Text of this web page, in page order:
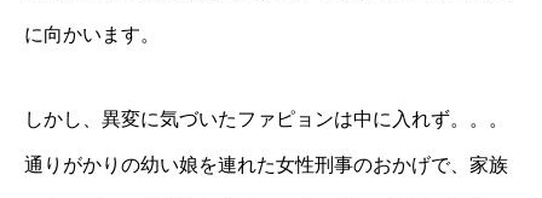
に向かいます。
しかし、異変に気づいたファピョンは中に入れず。。。
通りがかりの幼い娘を連れた女性刑事のおかげで、家族